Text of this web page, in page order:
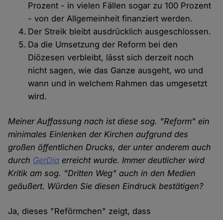
Prozent - in vielen Fällen sogar zu 100 Prozent
- von der Allgemeinheit finanziert werden.
Der Streik bleibt ausdrücklich ausgeschlossen.
Da die Umsetzung der Reform bei den
Diözesen verbleibt, lässt sich derzeit noch
nicht sagen, wie das Ganze ausgeht, wo und
wann und in welchem Rahmen das umgesetzt
wird.
Meiner Auffassung nach ist diese sog. "Reform" ein
minimales Einlenken der Kirchen aufgrund des
großen öffentlichen Drucks, der unter anderem auch
durch GerDia erreicht wurde. Immer deutlicher wird
Kritik am sog. "Dritten Weg" auch in den Medien
geäußert. Würden Sie diesen Eindruck bestätigen?
Ja, dieses "Reförmchen" zeigt, dass